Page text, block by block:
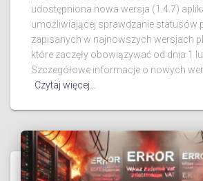
udostępniona nowa wersja (1.4.7)
umożliwiającej sprawdzanie statusów
zapisanych w najnowszych wersjach
które zaczęły obowiązywać od dnia 1
Szczegółowe informacje o nowych
Czytaj więcej…